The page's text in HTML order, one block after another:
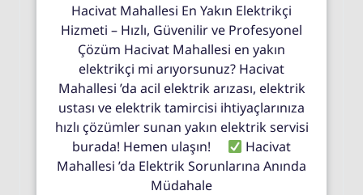
Hacivat Mahallesi En Yakın Elektrikçi
Hizmeti – Hızlı, Güvenilir ve Profesyonel
Çözüm Hacivat Mahallesi en yakın
elektrikçi mi arıyorsunuz? Hacivat
Mahallesi ’da acil elektrik arızası, elektrik
ustası ve elektrik tamircisi ihtiyaçlarınıza
hızlı çözümler sunan yakın elektrik servisi
burada! Hemen ulaşın!
Hacivat
Mahallesi ’da Elektrik Sorunlarına Anında
Müdahale